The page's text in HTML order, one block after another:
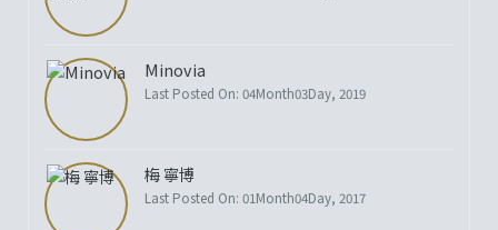
Minovia
Last Posted On: 04Month03Day, 2019
梅 寧博
Last Posted On: 01Month04Day, 2017